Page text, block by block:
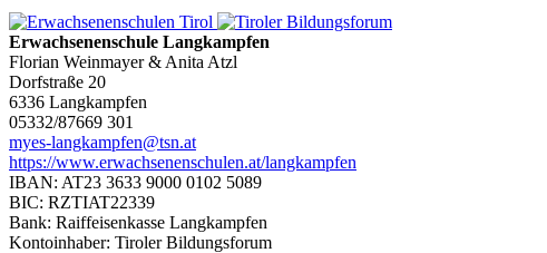
Erwachsenenschule Langkampfen
Florian Weinmayer & Anita Atzl
Dorfstraße 20
6336 Langkampfen
05332/87669 301
myes-langkampfen@tsn.at
https://www.erwachsenenschulen.at/langkampfen
IBAN: AT23 3633 9000 0102 5089
BIC: RZTIAT22339
Bank: Raiffeisenkasse Langkampfen
Kontoinhaber: Tiroler Bildungsforum